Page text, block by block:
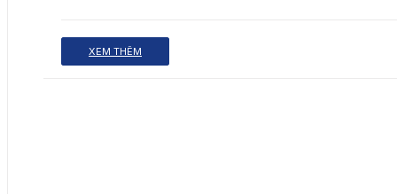
XEM THÊM